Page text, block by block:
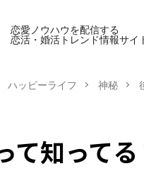
恋愛ノウハウを配信する
恋活・婚活トレンド情報サイ
ハッピーライフ 神秘
て知って